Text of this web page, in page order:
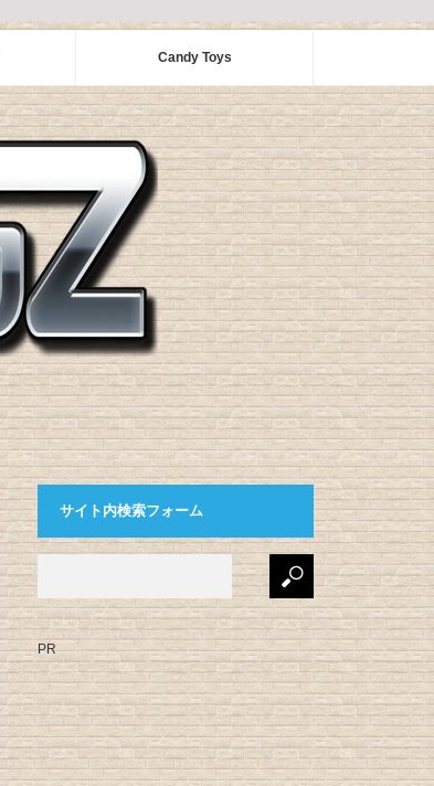
Candy Toys
サイト内検索フォーム
PR